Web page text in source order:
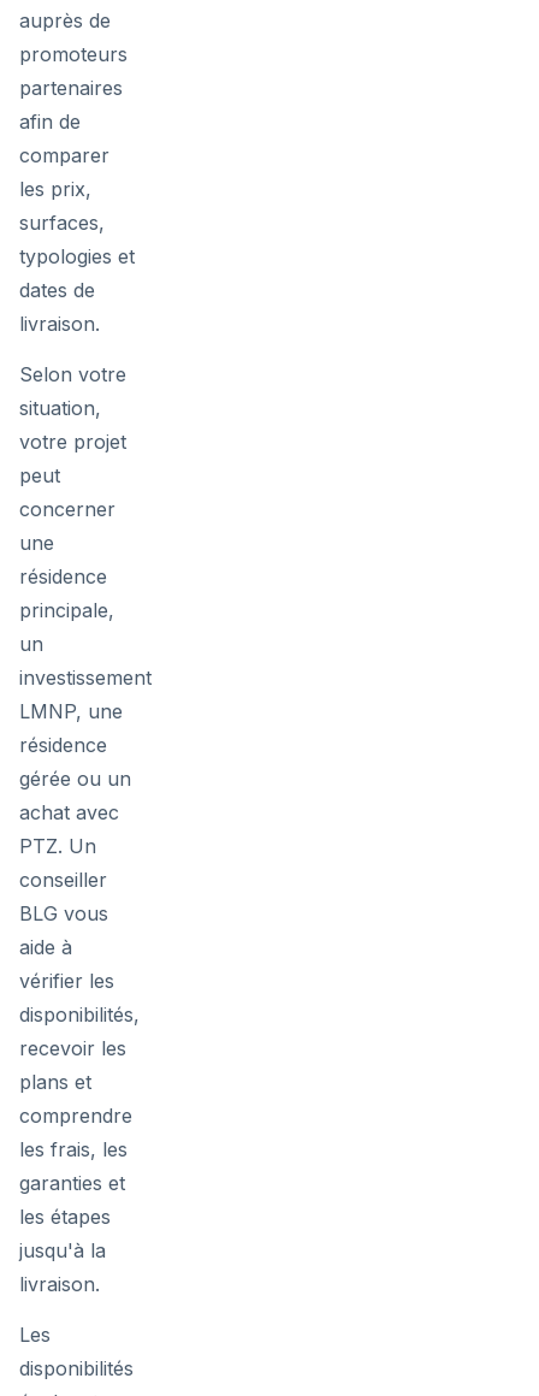
auprès de
promoteurs
partenaires
afin de
comparer
les prix,
surfaces,
typologies et
dates de
livraison.
Selon votre
situation,
votre projet
peut
concerner
une
résidence
principale,
un
investissement
LMNP, une
résidence
gérée ou un
achat avec
PTZ. Un
conseiller
BLG vous
aide à
vérifier les
disponibilités,
recevoir les
plans et
comprendre
les frais, les
garanties et
les étapes
jusqu'à la
livraison.
Les
disponibilités